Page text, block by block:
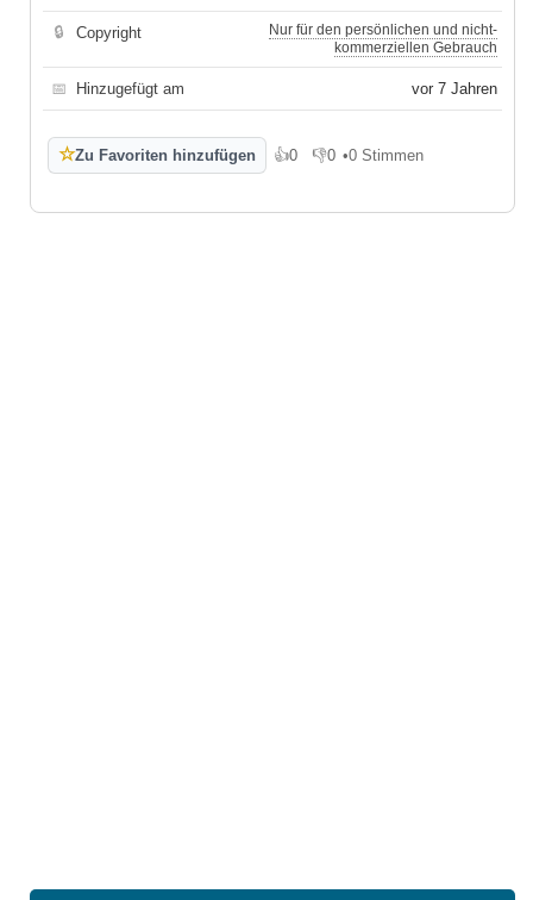
🔒 Copyright
Nur für den persönlichen und nicht-
kommerziellen Gebrauch
📅 Hinzugefügt am vor 7 Jahren
☆Zu Favoriten hinzufügen 👍0
Gefällt mir
👎0
Gefällt mir nicht
•0 Stimmen